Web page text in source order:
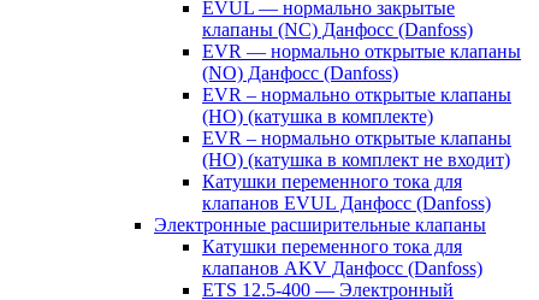
EVUL — нормально закрытые
клапаны (NC) Данфосс (Danfoss)
EVR — нормально открытые клапаны
(NO) Данфосс (Danfoss)
EVR – нормально открытые клапаны
(НО) (катушка в комплекте)
EVR – нормально открытые клапаны
(НО) (катушка в комплект не входит)
Катушки переменного тока для
клапанов EVUL Данфосс (Danfoss)
Электронные расширительные клапаны
Катушки переменного тока для
клапанов AKV Данфосс (Danfoss)
ETS 12.5-400 — Электронный